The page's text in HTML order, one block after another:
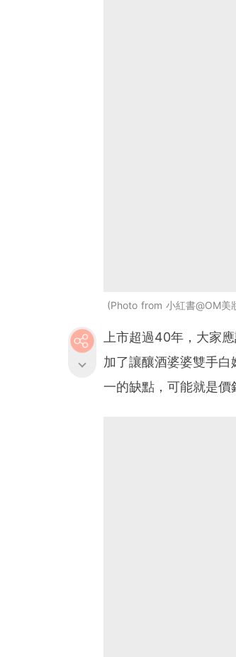
Photo from 小紅書@OM美
上市超過40年，大家
加了讓釀酒婆婆雙手
一的缺點，可能就是價